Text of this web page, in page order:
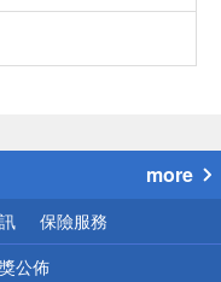
more
保險服務
公佈